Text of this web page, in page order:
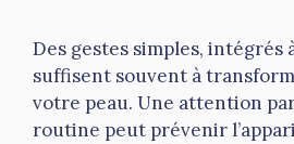
Des gestes simples,
suffisent souvent à
votre peau. Une attention
routine peut prévenir